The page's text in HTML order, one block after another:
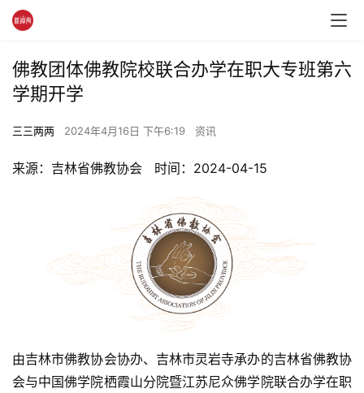
佛教团体佛教院校联合办学在职大专班第六
学期开学
三三两两 2024年4月16日 下午6:19 资讯
来源：吉林省佛教协会   时间：2024-04-15
由吉林市佛教协会协办、吉林市灵岩寺承办的吉林省佛教协
会与中国佛学院栖霞山分院暨江苏尼众佛学院联合办学在职